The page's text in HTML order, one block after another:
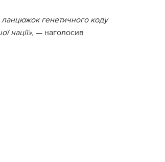
генетичного коду
нації», — наголосив